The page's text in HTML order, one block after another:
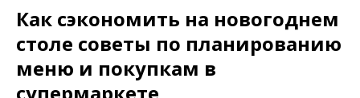
Как сэкономить на новогоднем
столе советы по планированию
меню и покупкам в